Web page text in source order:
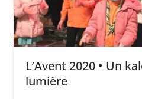
L’Avent 2020 • Un
lumière